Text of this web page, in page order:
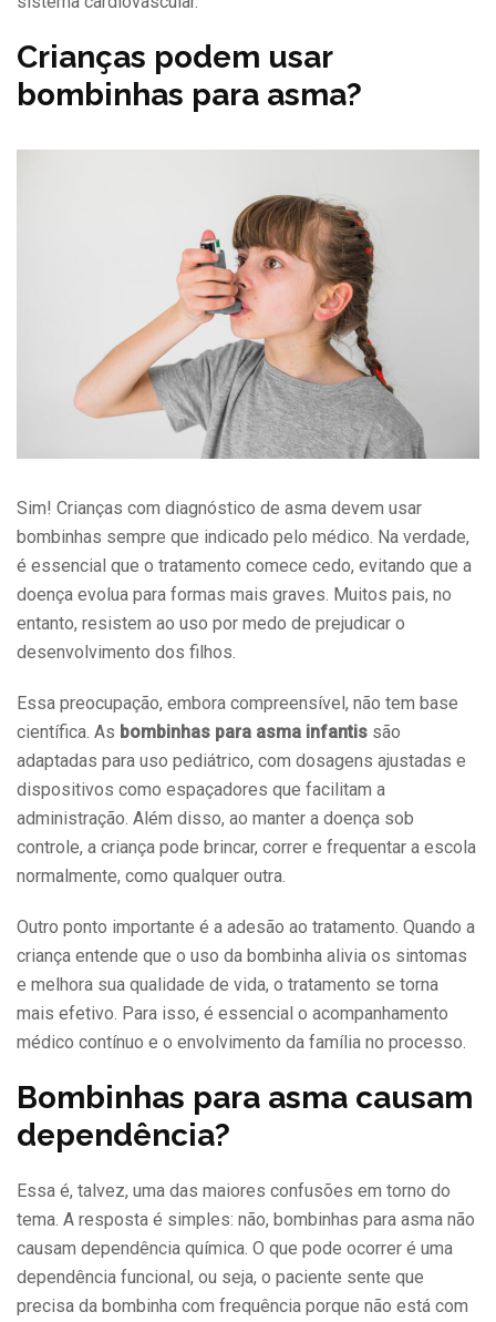
Crianças podem usar
bombinhas para asma?
Sim! Crianças com diagnóstico de asma devem usar
bombinhas sempre que indicado pelo médico. Na verdade,
é essencial que o tratamento comece cedo, evitando que a
doença evolua para formas mais graves. Muitos pais, no
entanto, resistem ao uso por medo de prejudicar o
desenvolvimento dos filhos.
Essa preocupação, embora compreensível, não tem base
científica. As bombinhas para asma infantis são
adaptadas para uso pediátrico, com dosagens ajustadas e
dispositivos como espaçadores que facilitam a
administração. Além disso, ao manter a doença sob
controle, a criança pode brincar, correr e frequentar a escola
normalmente, como qualquer outra.
Outro ponto importante é a adesão ao tratamento. Quando a
criança entende que o uso da bombinha alivia os sintomas
e melhora sua qualidade de vida, o tratamento se torna
mais efetivo. Para isso, é essencial o acompanhamento
médico contínuo e o envolvimento da família no processo.
Bombinhas para asma causam
dependência?
Essa é, talvez, uma das maiores confusões em torno do
tema. A resposta é simples: não, bombinhas para asma não
causam dependência química. O que pode ocorrer é uma
dependência funcional, ou seja, o paciente sente que
precisa da bombinha com frequência porque não está com